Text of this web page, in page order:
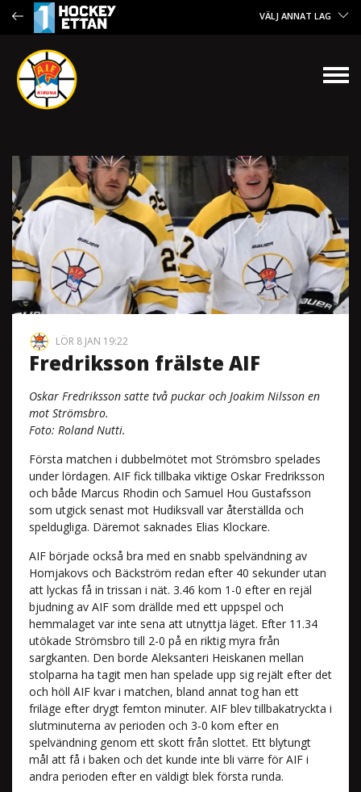
VÄLJ ANNAT LAG
LÖR 8 JAN 19:22
Fredriksson frälste AIF
Oskar Fredriksson satte två puckar och Joakim Nilsson en
mot Strömsbro.
Foto: Roland Nutti.
Första matchen i dubbelmötet mot Strömsbro spelades
under lördagen. AIF fick tillbaka viktige Oskar Fredriksson
och både Marcus Rhodin och Samuel Hou Gustafsson
som utgick senast mot Hudiksvall var återställda och
speldugliga. Däremot saknades Elias Klockare.
AIF började också bra med en snabb spelvändning av
Homjakovs och Bäckström redan efter 40 sekunder utan
att lyckas få in trissan i nät. 3.46 kom 1-0 efter en rejäl
bjudning av AIF som drällde med ett uppspel och
hemmalaget var inte sena att utnyttja läget. Efter 11.34
utökade Strömsbro till 2-0 på en riktig myra från
sargkanten. Den borde Aleksanteri Heiskanen mellan
stolparna ha tagit men han spelade upp sig rejält efter det
och höll AIF kvar i matchen, bland annat tog han ett
friläge efter drygt femton minuter. AIF blev tillbakatryckta i
slutminuterna av perioden och 3-0 kom efter en
spelvändning genom ett skott från slottet. Ett blytungt
mål att få i baken och det kunde inte bli värre för AIF i
andra perioden efter en väldigt blek första runda.